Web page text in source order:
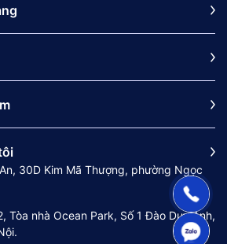
30D Kim Mã Thượng, phường Ngọc
Tòa nhà Ocean Park, Số 1 Đào Duy Anh,